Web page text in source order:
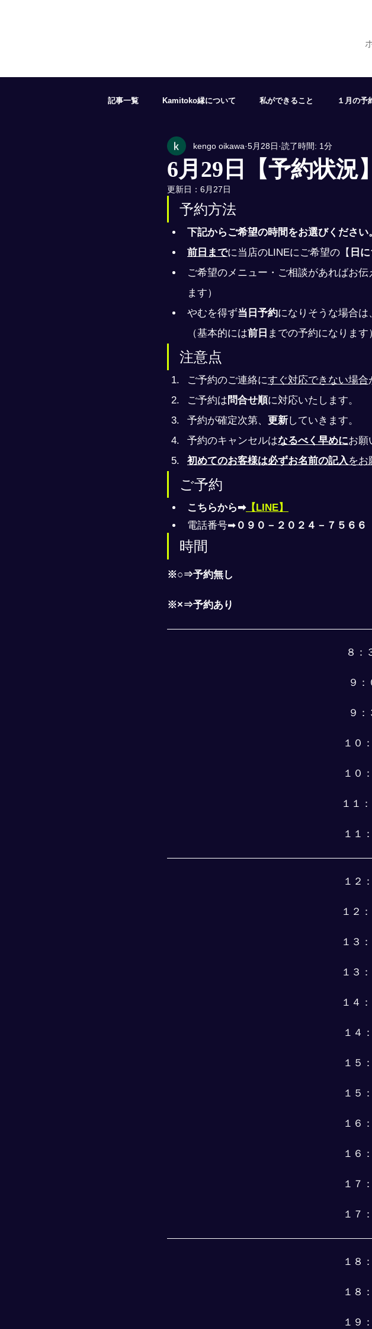
記事一覧 Kamitoko縁について 私ができること １月の予
５月の予約状況 ６月の予約状況 ７月の予約状況
１１月の予約状況 １２月の予約状況
6月29日【予約状況】
kengo oikawa 5月28日 読了時間: 1分
更新日： 6月27日
予約方法
下記からご希望の時間をお選びください
前日までに当店のLINEにご希望の 【 日
ご希望のメニュー・ご相談があればお
ます）
やむを得ず当日予約になりそうな場合は
（基本的には前日 までの予約になります
注意点
ご予約のご連絡にすぐ対応できない場合
ご予約は 問合せ順に対応いたします。
予約が確定次第、 更新していきます。
予約のキャンセルはなるべく早めにお願
初めてのお客様は必ずお名前の記入をお
ご予約
こちらから➡【LINE】
電話番号➡ ０９０－２０２４－７５６６
時間
※○⇒予約無し
※×⇒予約あり
８：
９
９
１０
１０
１１
１１
１２
１２
１３
１３
１４
１４
１５
１５
１６
１６
１７
１７
１８
１８
１９